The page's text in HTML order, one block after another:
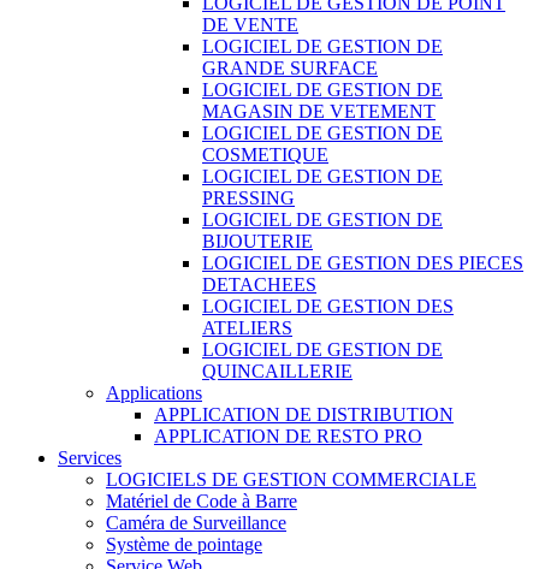
DE VENTE
LOGICIEL DE GESTION DE
GRANDE SURFACE
LOGICIEL DE GESTION DE
MAGASIN DE VETEMENT
LOGICIEL DE GESTION DE
COSMETIQUE
LOGICIEL DE GESTION DE
PRESSING
LOGICIEL DE GESTION DE
BIJOUTERIE
LOGICIEL DE GESTION DES PIECES
DETACHEES
LOGICIEL DE GESTION DES
ATELIERS
LOGICIEL DE GESTION DE
QUINCAILLERIE
Applications
APPLICATION DE DISTRIBUTION
APPLICATION DE RESTO PRO
Services
LOGICIELS DE GESTION COMMERCIALE
Matériel de Code à Barre
Caméra de Surveillance
Système de pointage